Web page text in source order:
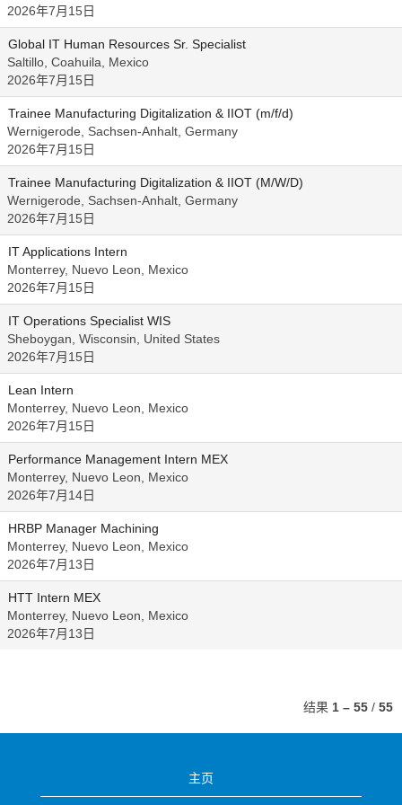
2026年7月15日
Global IT Human Resources Sr. Specialist
Saltillo, Coahuila, Mexico
2026年7月15日
Trainee Manufacturing Digitalization & IIOT (m/f/d)
Wernigerode, Sachsen-Anhalt, Germany
2026年7月15日
Trainee Manufacturing Digitalization & IIOT (M/W/D)
Wernigerode, Sachsen-Anhalt, Germany
2026年7月15日
IT Applications Intern
Monterrey, Nuevo Leon, Mexico
2026年7月15日
IT Operations Specialist WIS
Sheboygan, Wisconsin, United States
2026年7月15日
Lean Intern
Monterrey, Nuevo Leon, Mexico
2026年7月15日
Performance Management Intern MEX
Monterrey, Nuevo Leon, Mexico
2026年7月14日
HRBP Manager Machining
Monterrey, Nuevo Leon, Mexico
2026年7月13日
HTT Intern MEX
Monterrey, Nuevo Leon, Mexico
2026年7月13日
结果 1 – 55 / 55
主页